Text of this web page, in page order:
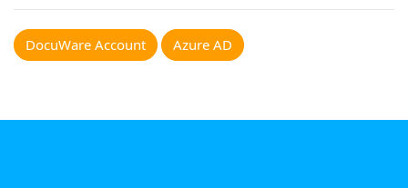
DocuWare Account Azure AD